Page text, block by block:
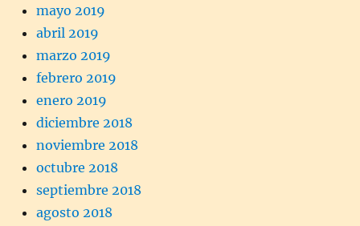
mayo 2019
abril 2019
marzo 2019
febrero 2019
enero 2019
diciembre 2018
noviembre 2018
octubre 2018
septiembre 2018
agosto 2018